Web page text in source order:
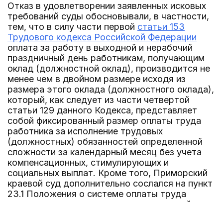
Отказ в удовлетворении заявленных исковых
требований суды обосновывали, в частности,
тем, что в силу части первой статьи 153
Трудового кодекса Российской Федерации
оплата за работу в выходной и нерабочий
праздничный день работникам, получающим
оклад (должностной оклад), производится не
менее чем в двойном размере исходя из
размера этого оклада (должностного оклада),
который, как следует из части четвертой
статьи 129 данного Кодекса, представляет
собой фиксированный размер оплаты труда
работника за исполнение трудовых
(должностных) обязанностей определенной
сложности за календарный месяц без учета
компенсационных, стимулирующих и
социальных выплат. Кроме того, Приморский
краевой суд дополнительно сослался на пункт
23.1 Положения о системе оплаты труда